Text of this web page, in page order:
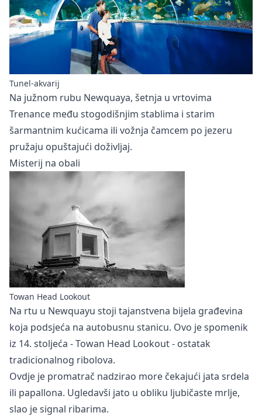
Tunel-akvarij
Na južnom rubu Newquaya, šetnja u vrtovima
Trenance među stogodišnjim stablima i starim
šarmantnim kućicama ili vožnja čamcem po jezeru
pružaju opuštajući doživljaj.
Misterij na obali
Towan Head Lookout
Na rtu u Newquayu stoji tajanstvena bijela građevina
koja podsjeća na autobusnu stanicu. Ovo je spomenik
iz 14. stoljeća - Towan Head Lookout - ostatak
tradicionalnog ribolova.
Ovdje je promatrač nadzirao more čekajući jata srdela
ili papallona. Ugledavši jato u obliku ljubičaste mrlje,
slao je signal ribarima.